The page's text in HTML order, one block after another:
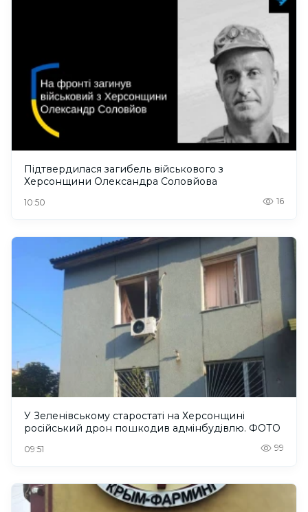
Підтвердилася загибель військового з
Херсонщини Олександра Соловйова
10:50 16
У Зеленівському старостаті на Херсонщині
російський дрон пошкодив адмінбудівлю. ФОТО
09:51 99